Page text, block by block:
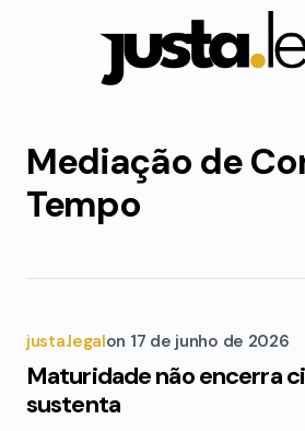
Mediação de
Tempo
justa.legalon 17 de junho de 2026
Maturidade não encerra
sustenta